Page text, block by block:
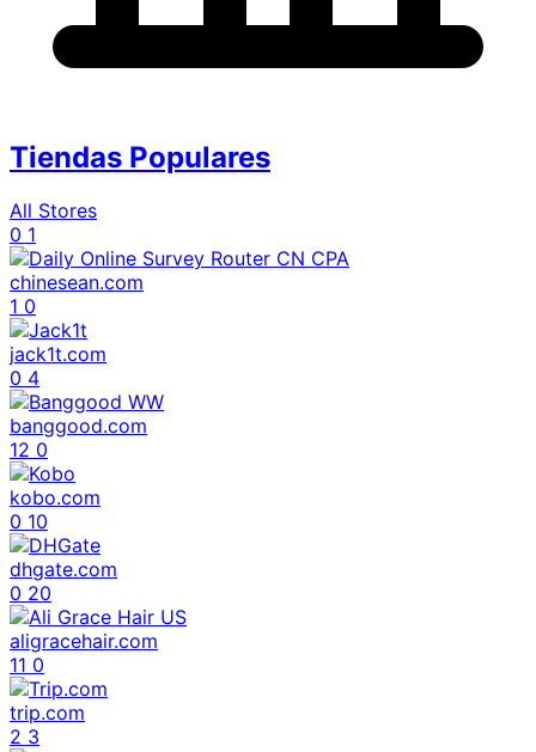
Tiendas Populares
All Stores
0 1
chinesean.com
1 0
jack1t.com
0 4
banggood.com
12 0
kobo.com
0 10
dhgate.com
0 20
aligracehair.com
11 0
trip.com
2 3